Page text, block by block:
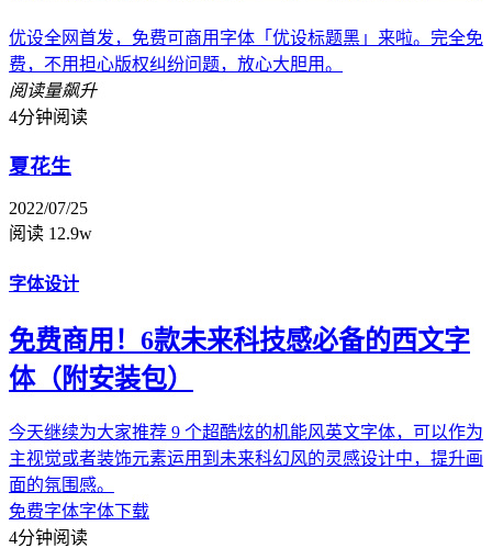
优设全网首发，免费可商用字体「优设标题黑」来啦。完全免
费，不用担心版权纠纷问题，放心大胆用。
阅读量飙升
4分钟阅读
夏花生
2022/07/25
阅读 12.9w
字体设计
免费商用！6款未来科技感必备的西文字
体（附安装包）
今天继续为大家推荐 9 个超酷炫的机能风英文字体，可以作为
主视觉或者装饰元素运用到未来科幻风的灵感设计中，提升画
面的氛围感。
免费字体字体下载
4分钟阅读